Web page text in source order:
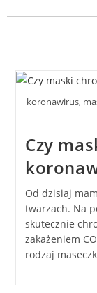
koronawirus,
Czy
Od dzisiaj
twarzach. Na
skutecznie
zakażeniem
rodzaj